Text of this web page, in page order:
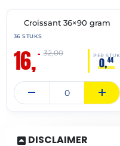
🔥 OP=OP
Croissant 36×90 gram
36 STUKS
16,– PER STUK
0,44
32,00
DISCLAIMER